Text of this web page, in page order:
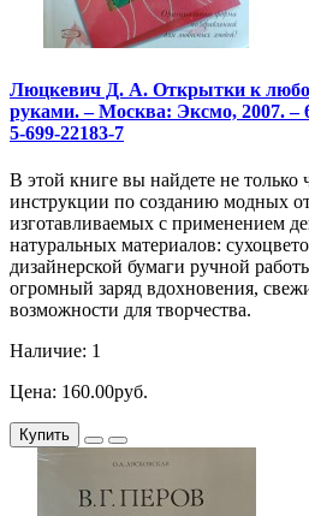
Люцкевич Д. А. Открытки к
руками. – Москва: Эксмо, 2007. –
5-699-22183-7
В этой книге вы найдете не только
инструкции по созданию модных
изготавливаемых с применением
натуральных материалов:
дизайнерской бумаги ручной
огромный заряд вдохновения,
возможности для творчества.
Наличие: 1
Цена: 160.00руб.
Купить